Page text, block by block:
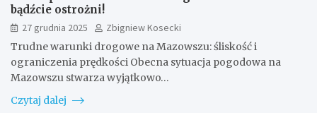
bądźcie ostrożni!
27 grudnia 2025
Zbigniew Kosecki
Trudne warunki drogowe na Mazowszu: śliskość i
ograniczenia prędkości Obecna sytuacja pogodowa na
Mazowszu stwarza wyjątkowo…
Czytaj dalej